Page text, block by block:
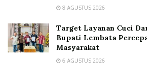
8 AGUSTUS 2026
Target Layanan Cuci
Bupati Lembata
Masyarakat
6 AGUSTUS 2026